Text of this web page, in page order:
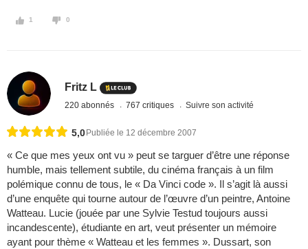
1 0
Fritz L
220 abonnés 767 critiques Suivre son activité
5,0 Publiée le 12 décembre 2007
« Ce que mes yeux ont vu » peut se targuer d’être une réponse
humble, mais tellement subtile, du cinéma français à un film
polémique connu de tous, le « Da Vinci code ». Il s’agit là aussi
d’une enquête qui tourne autour de l’œuvre d’un peintre, Antoine
Watteau. Lucie (jouée par une Sylvie Testud toujours aussi
incandescente), étudiante en art, veut présenter un mémoire
ayant pour thème « Watteau et les femmes ». Dussart, son